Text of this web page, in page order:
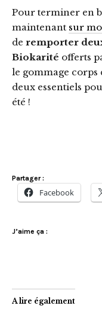
Pour terminer en
maintenant sur
de remporter
Biokarité offerts
le gommage corps
deux essentiels
été !
Partager :
Facebook
J’aime ça :
A lire également